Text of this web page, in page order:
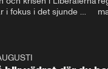
i fokus i det sjunde
My
ställer